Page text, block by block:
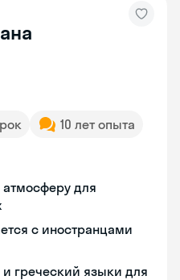
10 лет опыта
для
с иностранцами
и греческий языки для